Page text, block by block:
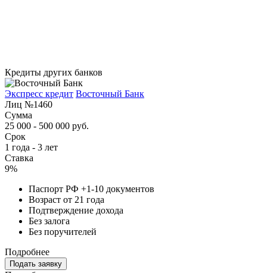
Кредиты других банков
Экспресс кредит Восточный Банк
Лиц №1460
Сумма
25 000 - 500 000 руб.
Срок
1 года - 3 лет
Ставка
9%
Паспорт РФ +1-10 документов
Возраст от 21 года
Подтверждение дохода
Без залога
Без поручителей
Подробнее
Подать заявку